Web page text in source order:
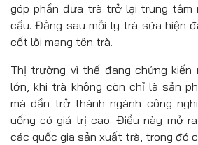
góp phần đưa trà trở lại trung tâm
cầu. Đằng sau mỗi ly trà sữa hiện
cốt lõi mang tên trà.
Thị trường vì thế đang chứng kiến
lớn, khi trà không còn chỉ là sản
mà dần trở thành ngành công
uống có giá trị cao. Điều này mở
các quốc gia sản xuất trà, trong đó